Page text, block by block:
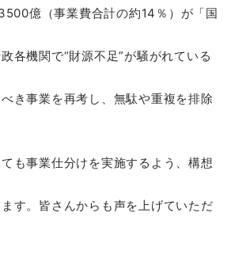
億（事業費合計の約14％）が「国
各機関で“財源不足”が騒がれている
き事業を再考し、無駄や重複を排除
も事業仕分けを実施するよう、構想
す。皆さんからも声を上げていただ